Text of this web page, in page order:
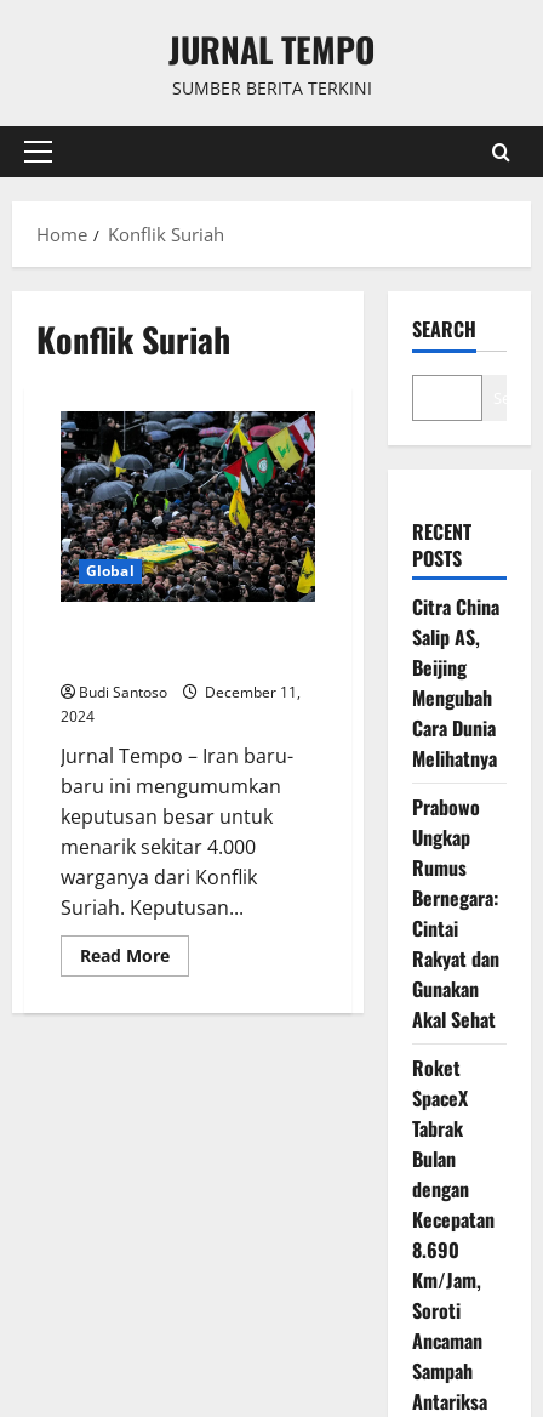
JURNAL TEMPO
SUMBER BERITA TERKINI
Primary
Home
Konflik Suriah
Konflik Suriah
Global
Budi Santoso
December 11,
2024
Jurnal Tempo – Iran baru-
baru ini mengumumkan
keputusan besar untuk
menarik sekitar 4.000
warganya dari Konflik
Suriah. Keputusan...
Read MoreRead
more
SEARCH
RECENT
POSTS
Citra China
Salip AS,
Beijing
Mengubah
Cara Dunia
Melihatnya
Prabowo
Ungkap
Rumus
Bernegara:
Cintai
Rakyat dan
Gunakan
Akal Sehat
Roket
SpaceX
Tabrak
Bulan
dengan
Kecepatan
8.690
Km/Jam,
Soroti
Ancaman
Sampah
Antariksa